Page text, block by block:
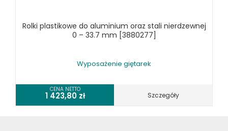
KOSZT DOSTAWY
Rolki plastikowe do aluminium oraz stali nierdzewnej
0 – 33.7 mm [3880277]
Wyposażenie giętarek
CENA NETTO
1 423,80 zł Szczegóły